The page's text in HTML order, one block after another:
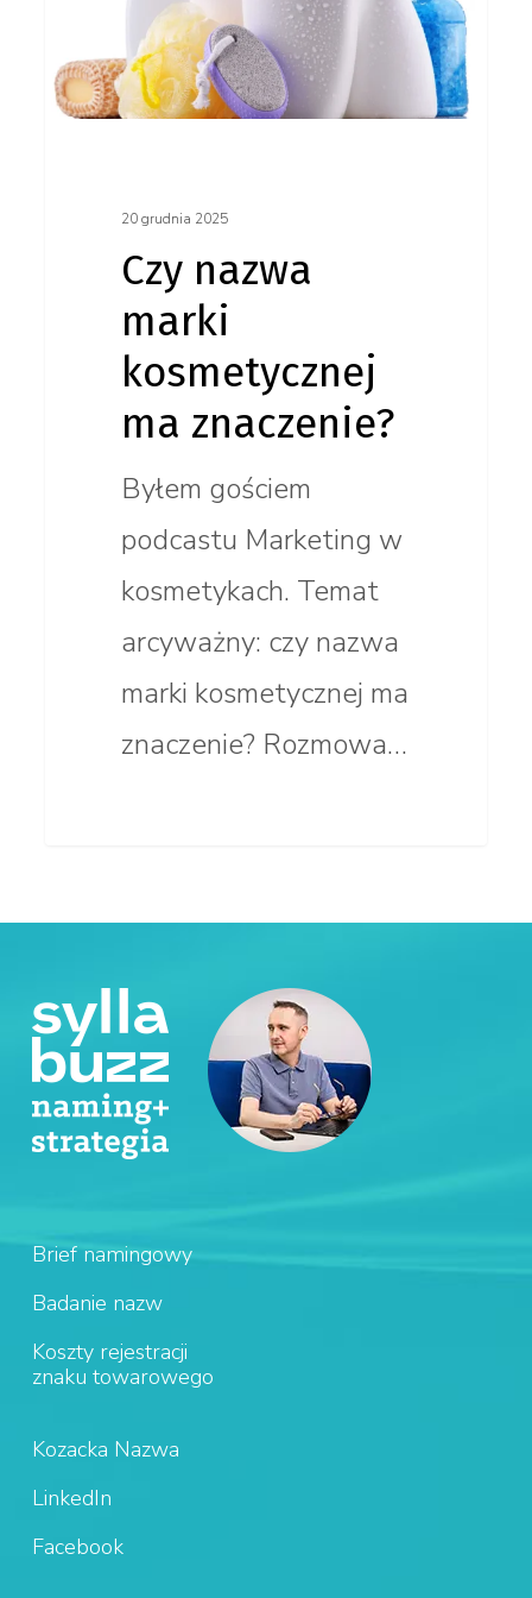
20 grudnia 2025
Czy nazwa
marki
kosmetycznej
ma znaczenie?
Byłem gościem
podcastu Marketing w
kosmetykach. Temat
arcyważny: czy nazwa
marki kosmetycznej ma
znaczenie? Rozmowa…
Brief namingowy
Badanie nazw
Koszty rejestracji
znaku towarowego
Kozacka Nazwa
LinkedIn
Facebook